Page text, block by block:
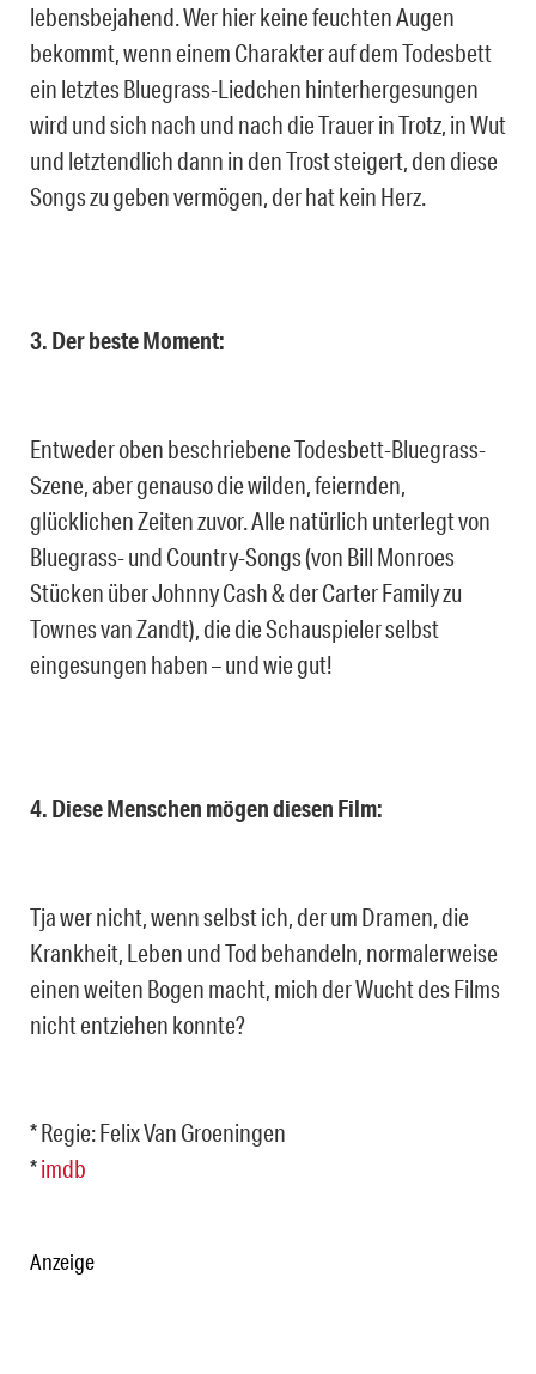
lebensbejahend. Wer hier keine feuchten Augen
bekommt, wenn einem Charakter auf dem Todesbett
ein letztes Bluegrass-Liedchen hinterhergesungen
wird und sich nach und nach die Trauer in Trotz, in Wut
und letztendlich dann in den Trost steigert, den diese
Songs zu geben vermögen, der hat kein Herz.
3. Der beste Moment:
Entweder oben beschriebene Todesbett-Bluegrass-
Szene, aber genauso die wilden, feiernden,
glücklichen Zeiten zuvor. Alle natürlich unterlegt von
Bluegrass- und Country-Songs (von Bill Monroes
Stücken über Johnny Cash & der Carter Family zu
Townes van Zandt), die die Schauspieler selbst
eingesungen haben – und wie gut!
4. Diese Menschen mögen diesen Film:
Tja wer nicht, wenn selbst ich, der um Dramen, die
Krankheit, Leben und Tod behandeln, normalerweise
einen weiten Bogen macht, mich der Wucht des Films
nicht entziehen konnte?
* Regie: Felix Van Groeningen
*imdb
Anzeige